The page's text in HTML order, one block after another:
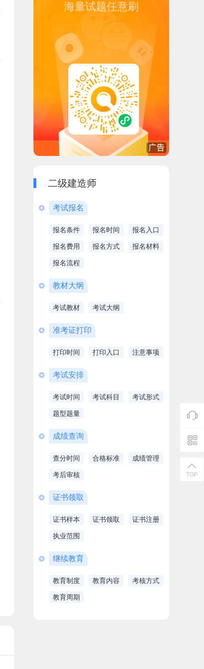
海量试题任意刷
二级建造师
考试报名
报名条件 报名时间 报名入口
报名费用 报名方式 报名材料
报名流程
教材大纲
考试教材 考试大纲
准考证打印
打印时间 打印入口 注意事项
考试安排
考试时间 考试科目 考试形式
题型题量
成绩查询
查分时间 合格标准 成绩管理
考后审核
证书领取
证书样本 证书领取 证书注册
执业范围
继续教育
教育制度 教育内容 考核方式
教育周期
TOP